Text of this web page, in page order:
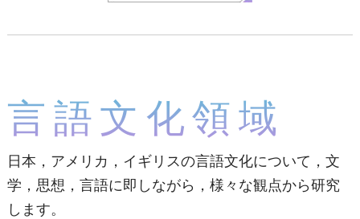
言語文化領域
日本，アメリカ，イギリスの言語文化について，文
学，思想，言語に即しながら，様々な観点から研究
します。